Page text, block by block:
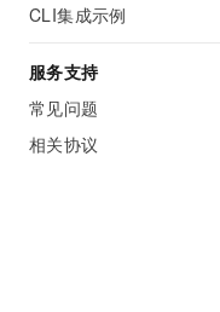
CLI集成示例
服务支持
常见问题
相关协议